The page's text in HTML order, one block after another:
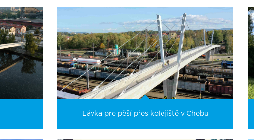
Lávka pro pěší přes kolejiště v Chebu